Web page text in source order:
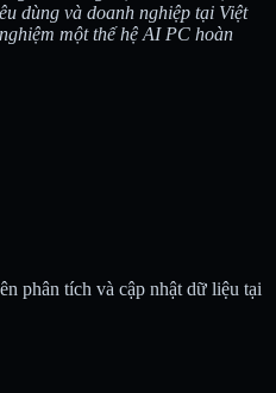
dùng và doanh nghiệp tại Việt
một thế hệ AI PC hoàn
phân tích và cập nhật dữ liệu tại